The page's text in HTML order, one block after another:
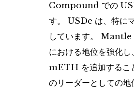
Compound での
す。 USDe は、特に
しています。
における地位を強化
mETH を追加するこ
のリーダーとしての